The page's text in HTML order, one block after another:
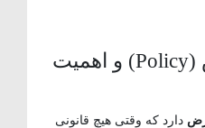
سیاست پیش‌فرض (Policy) و اهمیت
دارد که وقتی هیچ قانونی